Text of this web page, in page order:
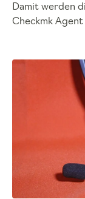
Damit werden
Checkmk